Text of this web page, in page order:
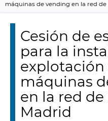
máquinas de vending en la red
Cesión de
para la
explotación
máquinas
en la red
Madrid